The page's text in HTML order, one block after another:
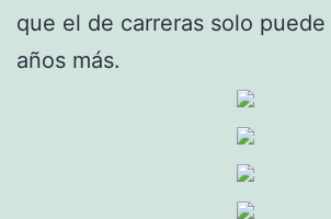
que el de carreras solo
años más.